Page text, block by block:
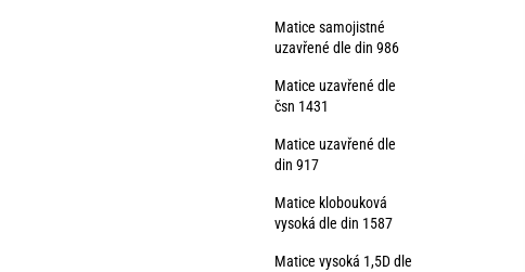
Matice samojistné
uzavřené dle din 986
Matice uzavřené dle
čsn 1431
Matice uzavřené dle
din 917
Matice klobouková
vysoká dle din 1587
Matice vysoká 1,5D dle